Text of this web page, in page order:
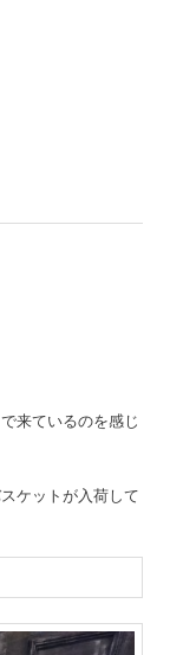
来ているのを感じ
ケットが入荷して